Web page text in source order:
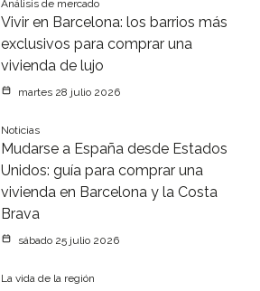
Análisis de mercado
Vivir en Barcelona: los barrios más
exclusivos para comprar una
vivienda de lujo
martes 28 julio 2026
Noticias
Mudarse a España desde Estados
Unidos: guía para comprar una
vivienda en Barcelona y la Costa
Brava
sábado 25 julio 2026
La vida de la región